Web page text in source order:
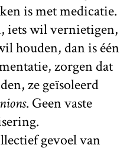
is met medicatie.
iets wil vernietigen,
houden, dan is één
zorgen dat
ze geïsoleerd
. Geen vaste
gevoel van